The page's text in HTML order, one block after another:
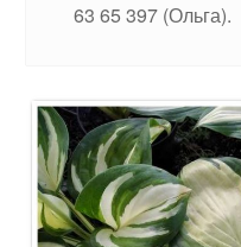
63 65 397 (Ольга).